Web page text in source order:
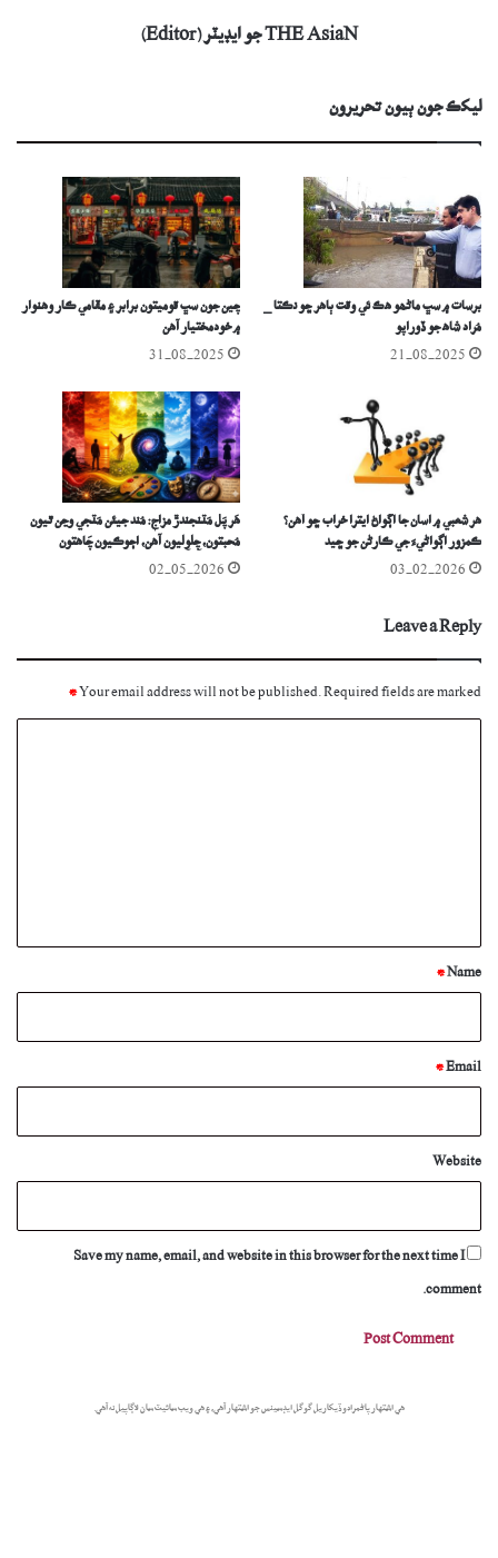
THE AsiaN جو ايڊيٽر (Editor)
ليکڪ جون ٻيون تحريرون
برسات ۾ سڀ ماڻھو ھڪ ئي وقت ٻاھر ڇو نڪتا _
مُراد شاھ جو ڏوراپو
21-08-2025
چين جون سڀ قوميتون برابر ۽ مقامي ڪار وھنوار
۾ خودمختيار آھن
31-08-2025
ھر شعبي ۾ اسان جا اڳواڻ ايترا خراب ڇو آهن؟
ڪمزور اڳواڻيءَ جي ڪارڻن جو ڇيد
03-02-2026
ھَر پَل مَٽنجندڙ مزاج: مُند جيئن مَٽجي وڃن ٿيون
مُحبتون، چِلوِليون آهن، اڄوڪيون چَاهتون
02-05-2026
Leave a Reply
Your email address will not be published.Required fields are marked
*
*
Name
*
Email
*
Website
Save my name, email, and website in this browser for the next time I
comment.
هي اشتهار پاڻمرادو ڏيکاريل گوگل ايڊسينس جو اشتهار آهي، ۽ هي ويب سائيٽ سان لاڳاپيل نه آهي.